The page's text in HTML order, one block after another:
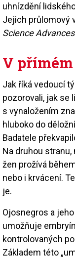
uhnízdění
Jejich průlomový
Science Advances
V
Jak říká vedoucí
pozorovali, jak se
s vynaložením
hluboko do
Badatele
Na druhou
žen prožívá
nebo i krvácení.
je.
Ojosnegros a
umožňuje
kontrolovaných
Základem této